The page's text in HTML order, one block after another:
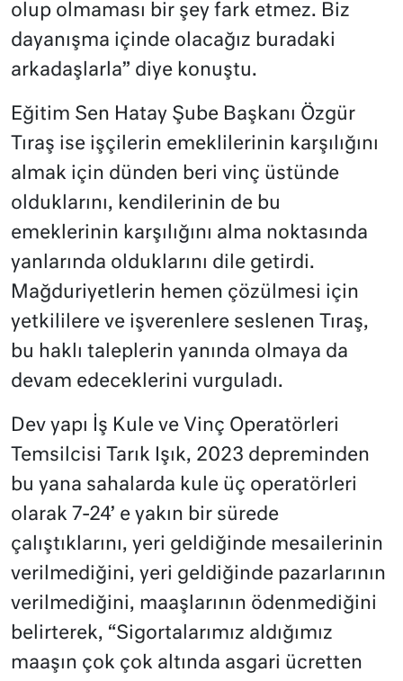
olup olmaması bir şey fark etmez. Biz
dayanışma içinde olacağız buradaki
arkadaşlarla” diye konuştu.
Eğitim Sen Hatay Şube Başkanı Özgür
Tıraş ise işçilerin emeklilerinin karşılığını
almak için dünden beri vinç üstünde
olduklarını, kendilerinin de bu
emeklerinin karşılığını alma noktasında
yanlarında olduklarını dile getirdi.
Mağduriyetlerin hemen çözülmesi için
yetkililere ve işverenlere seslenen Tıraş,
bu haklı taleplerin yanında olmaya da
devam edeceklerini vurguladı.
Dev yapı İş Kule ve Vinç Operatörleri
Temsilcisi Tarık Işık, 2023 depreminden
bu yana sahalarda kule üç operatörleri
olarak 7-24’ e yakın bir sürede
çalıştıklarını, yeri geldiğinde mesailerinin
verilmediğini, yeri geldiğinde pazarlarının
verilmediğini, maaşlarının ödenmediğini
belirterek, “Sigortalarımız aldığımız
maaşın çok çok altında asgari ücretten